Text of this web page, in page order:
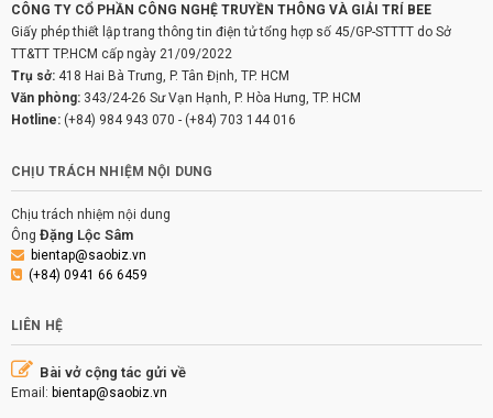
CÔNG TY CỔ PHẦN CÔNG NGHỆ TRUYỀN THÔNG VÀ GIẢI TRÍ BEE
Giấy phép thiết lập trang thông tin điện tử tổng hợp số 45/GP-STTTT do Sở
TT&TT TP.HCM cấp ngày 21/09/2022
Trụ sở: 418 Hai Bà Trưng, P. Tân Định, TP. HCM
Văn phòng: 343/24-26 Sư Vạn Hạnh, P. Hòa Hưng, TP. HCM
Hotline: (+84) 984 943 070 - (+84) 703 144 016
CHỊU TRÁCH NHIỆM NỘI DUNG
Chịu trách nhiệm nội dung
Ông Đặng Lộc Sâm
bientap@saobiz.vn
(+84) 0941 66 6459
LIÊN HỆ
Bài vở cộng tác gửi về
Email: bientap@saobiz.vn